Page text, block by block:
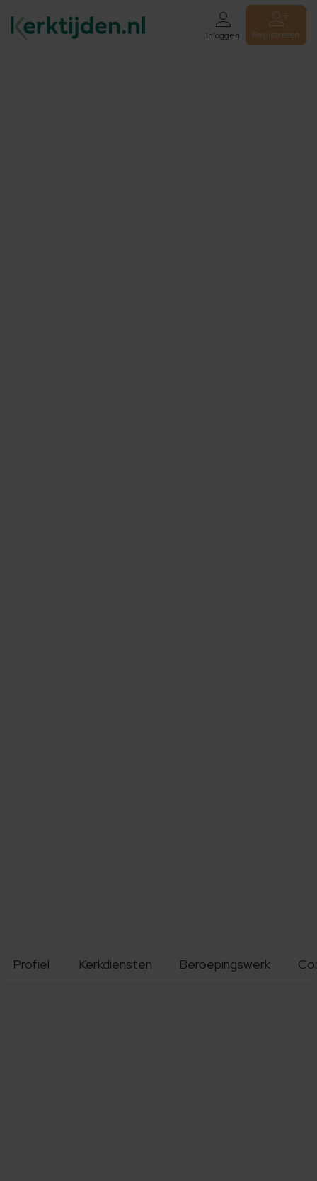
Inloggen Registreren
Profiel Kerkdiensten Beroepingswerk